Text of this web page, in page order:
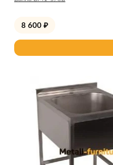
8 600 ₽